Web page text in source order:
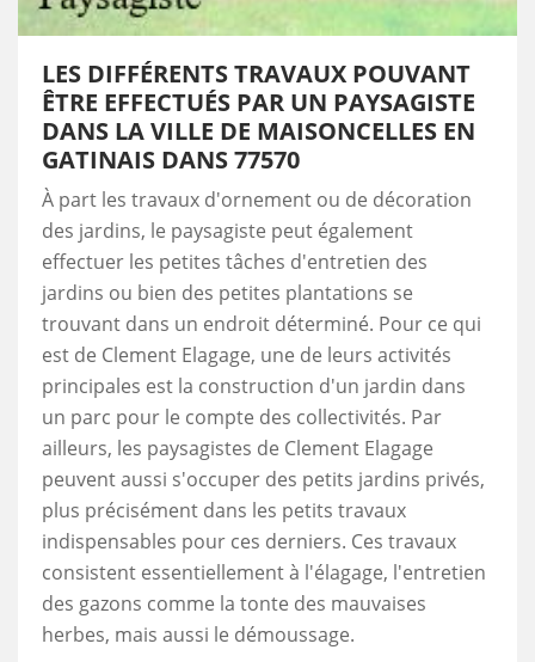
LES DIFFÉRENTS TRAVAUX POUVANT
ÊTRE EFFECTUÉS PAR UN PAYSAGISTE
DANS LA VILLE DE MAISONCELLES EN
GATINAIS DANS 77570
À part les travaux d'ornement ou de décoration
des jardins, le paysagiste peut également
effectuer les petites tâches d'entretien des
jardins ou bien des petites plantations se
trouvant dans un endroit déterminé. Pour ce qui
est de Clement Elagage, une de leurs activités
principales est la construction d'un jardin dans
un parc pour le compte des collectivités. Par
ailleurs, les paysagistes de Clement Elagage
peuvent aussi s'occuper des petits jardins privés,
plus précisément dans les petits travaux
indispensables pour ces derniers. Ces travaux
consistent essentiellement à l'élagage, l'entretien
des gazons comme la tonte des mauvaises
herbes, mais aussi le démoussage.